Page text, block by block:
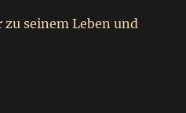
seinem Leben und